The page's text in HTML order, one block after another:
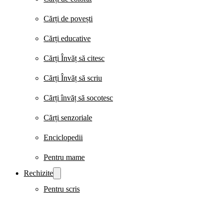
Cărți de povești
Cărți educative
Cărți Învăț să citesc
Cărți Învăț să scriu
Cărți învăț să socotesc
Cărți senzoriale
Enciclopedii
Pentru mame
Rechizite
Pentru scris